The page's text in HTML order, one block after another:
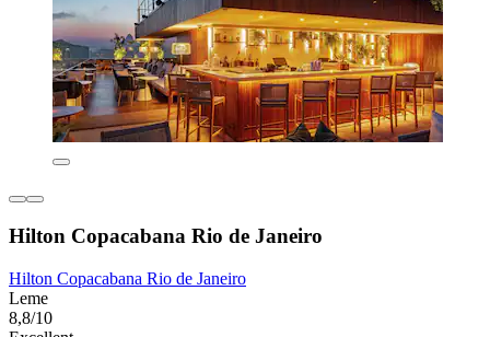
Hilton Copacabana Rio de Janeiro
Hilton Copacabana Rio de Janeiro
Leme
8,8/10